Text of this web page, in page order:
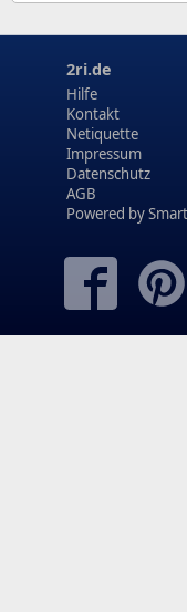
2ri.de
Hilfe
Kontakt
Netiquette
Impressum
Datenschutz
AGB
Powered by